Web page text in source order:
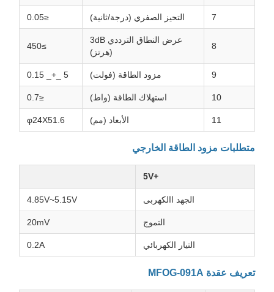
التحيز الصفري (درجة/ثانية) ≤0.05
عرض النطاق الترددي 3dB
(هرتز)
≥450
مزود الطاقة (فولت) 5 _+_ 0.15
10 استهلاك الطاقة (واط) ≤0.7
11 الأبعاد (مم) φ24X51.6
متطلبات مزود الطاقة الخارجي
+5V
الجهد االكهربى 4.85V~5.15V
التموج 20mV
التيار الكهربائي 0.2A
تعريف عقدة MFOG-091A